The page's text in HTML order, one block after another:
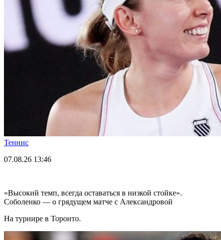
Теннис
07.08.26 13:46
«Высокий темп, всегда оставаться в низкой стойке».
Соболенко — о грядущем матче с Александровой
На турнире в Торонто.